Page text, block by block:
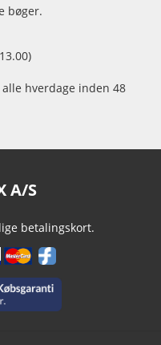
bøger.
alle hverdage inden 48
A/S
betalingskort.